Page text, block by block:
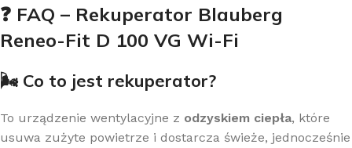
❓ FAQ – Rekuperator Blauberg
Reneo-Fit D 100 VG Wi-Fi
🌬️ Co to jest rekuperator?
To urządzenie wentylacyjne z odzyskiem ciepła, które
usuwa zużyte powietrze i dostarcza świeże, jednocześnie